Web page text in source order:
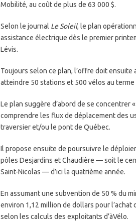
Mobilité, au coût de plus de 63 000 $.
Selon le journal Le Soleil, le plan
assistance électrique dès le premier
Lévis.
Toujours selon ce plan, l’offre doit ensuite
atteindre 50 stations et 500 vélos au
Le plan suggère d’abord de se concentrer
comprendre les flux de déplacement des
traversier et/ou le pont de Québec.
Il propose ensuite de poursuivre le
pôles Desjardins et Chaudière — soit le
Saint-Nicolas — d’ici la quatrième année.
En assumant une subvention de 50 % du
environ 1,12 million de dollars pour l’achat
selon les calculs des exploitants d’àVélo.